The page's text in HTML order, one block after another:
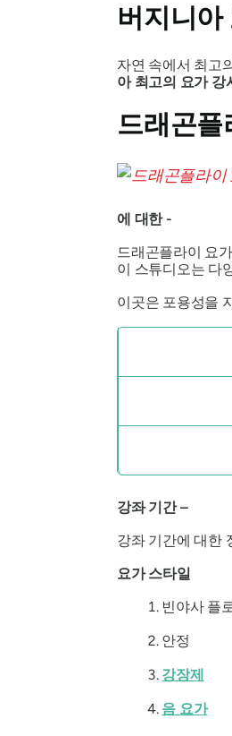
버지니아
자연 속에서 최고
아 최고의 요가 강
드래곤플
에 대한 -
드래곤플라이 요
이 스튜디오는 다
이곳은 포용성을
강좌 기간 –
강좌 기간에 대한
요가 스타일
빈야사 플
안정
강장제
음 요가